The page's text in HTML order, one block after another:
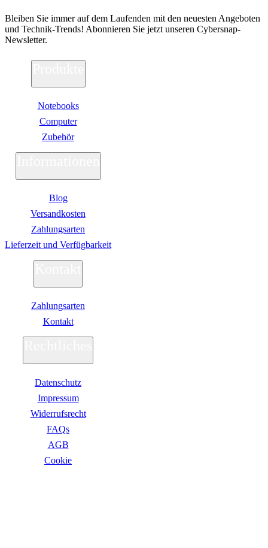
Notebooks
Computer
Zubehör
Blog
Versandkosten
Zahlungsarten
Lieferzeit und Verfügbarkeit
Zahlungsarten
Kontakt
Datenschutz
Impressum
Widerrufsrecht
FAQs
AGB
Сookie
Bleiben Sie immer auf dem Laufenden mit den neuesten Angeboten
und Technik-Trends! Abonnieren Sie jetzt unseren Cybersnap-
Newsletter.